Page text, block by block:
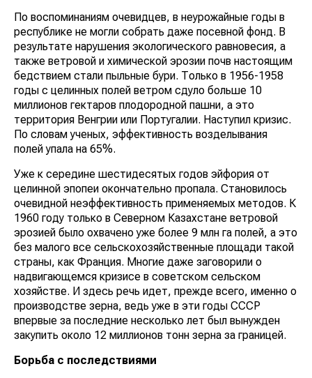
По воспоминаниям очевидцев, в неурожайные годы в
республике не могли собрать даже посевной фонд. В
результате нарушения экологического равновесия, а
также ветровой и химической эрозии почв настоящим
бедствием стали пыльные бури. Только в 1956-1958
годы с целинных полей ветром сдуло больше 10
миллионов гектаров плодородной пашни, а это
территория Венгрии или Португалии. Наступил кризис.
По словам ученых, эффективность возделывания
полей упала на 65%.
Уже к середине шестидесятых годов эйфория от
целинной эпопеи окончательно пропала. Становилось
очевидной неэффективность применяемых методов. К
1960 году только в Северном Казахстане ветровой
эрозией было охвачено уже более 9 млн га полей, а это
без малого все сельскохозяйственные площади такой
страны, как Франция. Многие даже заговорили о
надвигающемся кризисе в советском сельском
хозяйстве. И здесь речь идет, прежде всего, именно о
производстве зерна, ведь уже в эти годы СССР
впервые за последние несколько лет был вынужден
закупить около 12 миллионов тонн зерна за границей.
Борьба с последствиями